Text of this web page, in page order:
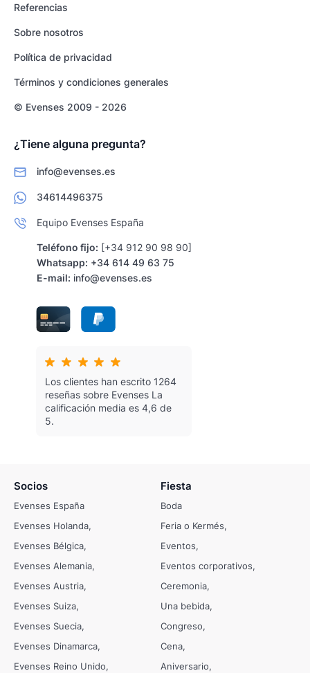
Referencias
Sobre nosotros
Política de privacidad
Términos y condiciones generales
© Evenses 2009 - 2026
¿Tiene alguna pregunta?
info@evenses.es
34614496375
Equipo Evenses España
Teléfono fijo: [+34 912 90 98 90]
Whatsapp: +34 614 49 63 75
E-mail: info@evenses.es
Los clientes han escrito 1264
reseñas sobre Evenses La
calificación media es 4,6 de
5.
Socios
Evenses España
Evenses Holanda
Evenses Bélgica
Evenses Alemania
Evenses Austria
Evenses Suiza
Evenses Suecia
Evenses Dinamarca
Evenses Reino Unido
Fiesta
Boda
Feria o Kermés
Eventos
Eventos corporativos
Ceremonia
Una bebida
Congreso
Cena
Aniversario